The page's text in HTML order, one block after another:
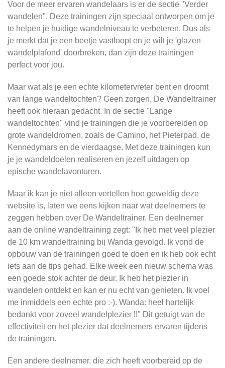
Voor de meer ervaren wandelaars is er de sectie "Verder
wandelen". Deze trainingen zijn speciaal ontworpen om je
te helpen je huidige wandelniveau te verbeteren. Dus als
je merkt dat je een beetje vastloopt en je wilt je 'glazen
wandelplafond' doorbreken, dan zijn deze trainingen
perfect voor jou.
Maar wat als je een echte kilometervreter bent en droomt
van lange wandeltochten? Geen zorgen, De Wandeltrainer
heeft ook hieraan gedacht. In de sectie "Lange
wandeltochten" vind je trainingen die je voorbereiden op
grote wandeldromen, zoals de Camino, het Pieterpad, de
Kennedymars en de vierdaagse. Met deze trainingen kun
je je wandeldoelen realiseren en jezelf uitdagen op
epische wandelavonturen.
Maar ik kan je niet alleen vertellen hoe geweldig deze
website is, laten we eens kijken naar wat deelnemers te
zeggen hebben over De Wandeltrainer. Een deelnemer
aan de online wandeltraining zegt: "Ik heb met veel plezier
de 10 km wandeltraining bij Wanda gevolgd. Ik vond de
opbouw van de trainingen goed te doen en ik heb ook echt
iets aan de tips gehad. Elke week een nieuw schema was
een goede stok achter de deur. Ik heb het plezier in
wandelen ontdekt en kan er nu echt van genieten. Ik voel
me inmiddels een echte pro :-). Wanda: heel hartelijk
bedankt voor zoveel wandelplezier !!" Dit getuigt van de
effectiviteit en het plezier dat deelnemers ervaren tijdens
de trainingen.
Een andere deelnemer, die zich heeft voorbereid op de